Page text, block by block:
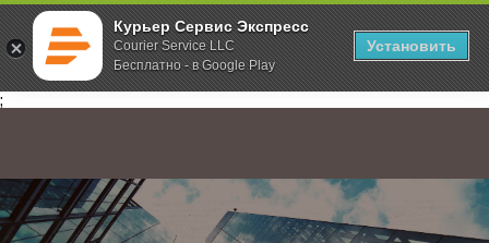
Курьер Сервис Экспресс
Courier Service LLC
Бесплатно - в Google Play
Установить
;
Главная О компании Новости Скидка на открытие франшизы в